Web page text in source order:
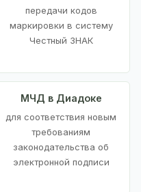
передачи кодов
маркировки в систему
Честный ЗНАК
МЧД в Диадоке
для соответствия новым
требованиям
законодательства об
электронной подписи